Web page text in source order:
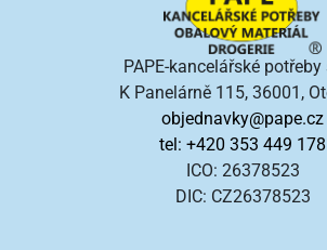
PAPE-kancelářské potřeby
K Panelárně 115, 36001,
objednavky@pape.cz
tel: +420 353 449 178
ICO: 26378523
DIC: CZ26378523